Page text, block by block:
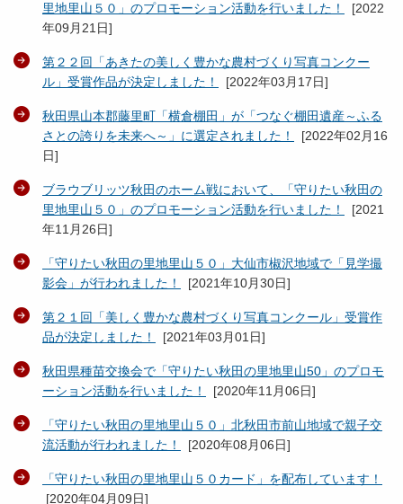
里地里山５０」のプロモーション活動を行いました！
[2022
年09月21日]
第２２回「あきたの美しく豊かな農村づくり写真コンクー
ル」受賞作品が決定しました！
[2022年03月17日]
秋田県山本郡藤里町「横倉棚田」が「つなぐ棚田遺産～ふる
さとの誇りを未来へ～」に選定されました！
[2022年02月16
日]
ブラウブリッツ秋田のホーム戦において、「守りたい秋田の
里地里山５０」のプロモーション活動を行いました！
[2021
年11月26日]
「守りたい秋田の里地里山５０」大仙市椒沢地域で「見学撮
影会」が行われました！
[2021年10月30日]
第２１回「美しく豊かな農村づくり写真コンクール」受賞作
品が決定しました！
[2021年03月01日]
秋田県種苗交換会で「守りたい秋田の里地里山50」のプロモ
ーション活動を行いました！
[2020年11月06日]
「守りたい秋田の里地里山５０」北秋田市前山地域で親子交
流活動が行われました！
[2020年08月06日]
「守りたい秋田の里地里山５０カード」を配布しています！
[2020年04月09日]